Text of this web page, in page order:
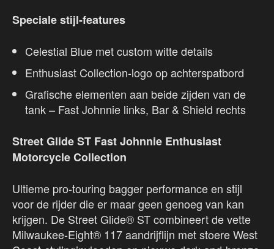
Speciale stijl-features
Celestial Blue met custom witte details
Enthusiast Collection-logo op achterspatbord
Grafische elementen aan beide zijden van de
tank – Fast Johnnie links, Bar & Shield rechts
Street Glide ST Fast Johnnie Enthusiast
Motorcycle Collection
Ultieme pro-touring bagger performance en stijl
voor de rijder die er maar geen genoeg van kan
krijgen. De Street Glide® ST combineert de vette
Milwaukee-Eight® 117 aandrijflijn met stoere West